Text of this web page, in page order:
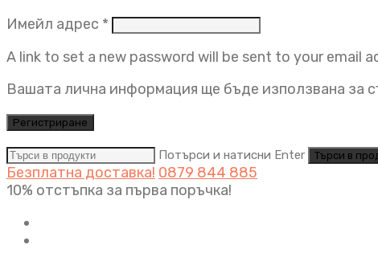
Имейл адрес * Задължително
A link to set a new password will be sent to your email
Вашата лична информация ще бъде използвана за
Регистриране
Потърси и натисни Enter
Безплатна доставка! 0879 844 885
10% отстъпка за първа поръчка!